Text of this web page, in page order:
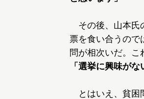
その後、山本氏
票を食い合うので
問が相次いだ。こ
「選挙に興味が
とはいえ、貧困